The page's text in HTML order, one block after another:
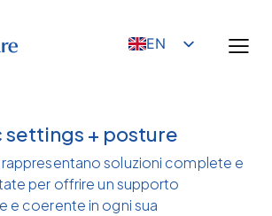
EN
settings + posture
soluzioni complete e
per offrire un supporto
e coerente in ogni sua